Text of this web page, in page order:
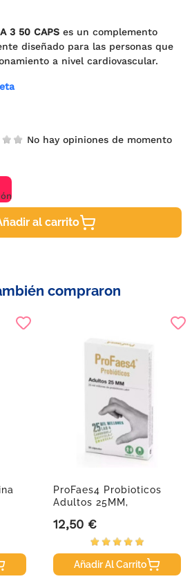
3 50 CAPS es un complemento
diseñado para las personas que
a nivel cardiovascular.
No hay opiniones de momento
al carrito
compraron
ProFaes4 Probioticos
Adultos 25MM,
Precio
12,50 €
Añadir Al Carrito